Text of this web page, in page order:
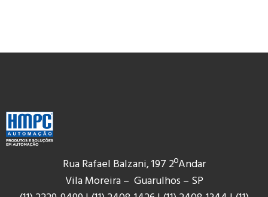
Rua Rafael Balzani, 197 2ºAndar
Vila Moreira – Guarulhos – SP